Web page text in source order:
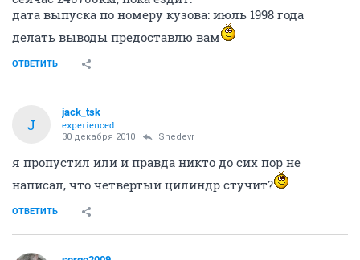
дата выпуска по номеру кузова: июль 1998 года
делать выводы предоставлю вам
ОТВЕТИТЬ
J
jack_tsk
experienced
30 декабря 2010 Shedevr
я пропустил или и правда никто до сих пор не
написал, что четвертый цилиндр стучит?
ОТВЕТИТЬ